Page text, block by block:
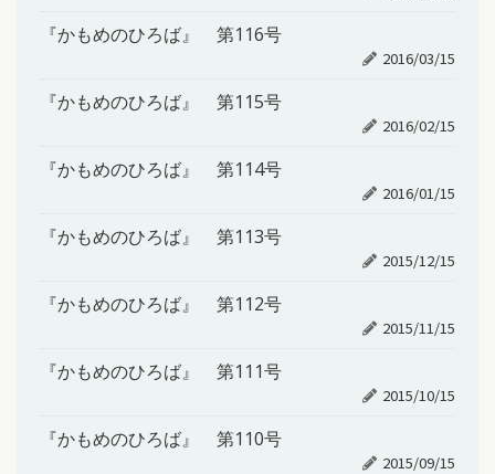
『かもめのひろば』 第116号
2016/03/15
『かもめのひろば』 第115号
2016/02/15
『かもめのひろば』 第114号
2016/01/15
『かもめのひろば』 第113号
2015/12/15
『かもめのひろば』 第112号
2015/11/15
『かもめのひろば』 第111号
2015/10/15
『かもめのひろば』 第110号
2015/09/15